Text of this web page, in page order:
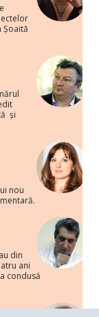
Șoaită
și
nou
din
ani
condusă